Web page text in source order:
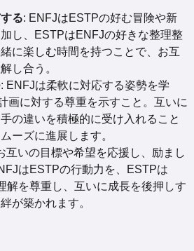
る: ENFJはESTPの好む冒険や新
し、ESTPはENFJの好きな整理整
に楽しむ時間を持つことで、お互
し合う。
: ENFJは柔軟に対応する姿勢を学
画に対する尊重を示すこと。互いに
の違いを積極的に受け入れること
ーズに進展します。
互いの目標や希望を応援し、励まし
はESTPの行動力を、ESTPは
解を尊重し、互いに成長を後押しす
が築かれます。